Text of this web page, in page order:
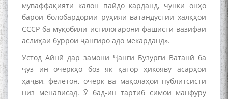
муваффақияти калон пайдо карданд, чунки онҳо
барои болобардории рӯҳияи ватандӯстии халқҳои
СССР ба муқобили истилогарони фашистӣ вазифаи
аслиҳаи буррои ҷангиро адо мекарданд».
Устод Айнӣ дар замони Ҷанги Бузурги Ватанӣ ба
ҷуз ин очеркҳо боз як қатор ҳикояву асарҳои
ҳаҷвӣ, фелетон, очерк ва мақолаҳои публитсистӣ
низ менависад. Ӯ бад-ин тартиб симои манфуру
БА МУНОСИБАТИ
БУЗУРГДОШТИ РӮЗИ РӮДАКӢ